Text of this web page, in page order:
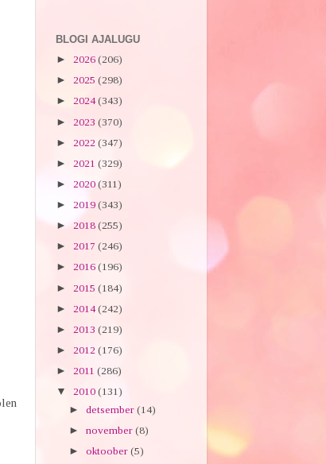
BLOGI AJALUGU
► 2026 (206)
► 2025 (298)
► 2024(343)
► 2023 (370)
► 2022 (347)
► 2021 (329)
► 2020 (311)
► 2019 (343)
► 2018 (255)
► 2017 (246)
► 2016 (196)
► 2015 (184)
► 2014(242)
► 2013 (219)
► 2012 (176)
► 2011 (286)
▼ 2010 (131)
► detsember (14)
► november (8)
► oktoober (5)